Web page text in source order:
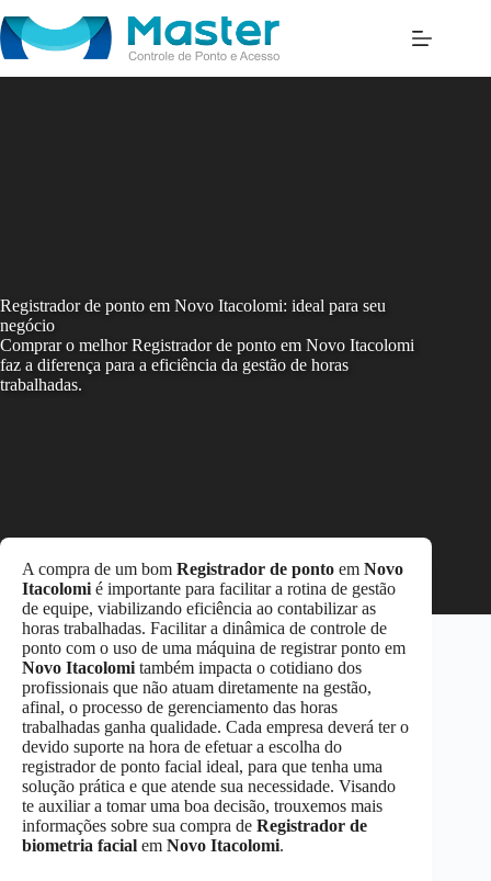
to
content
Registrador de ponto em Novo Itacolomi: ideal para seu
negócio
Comprar o melhor Registrador de ponto em Novo Itacolomi
faz a diferença para a eficiência da gestão de horas
trabalhadas.
A compra de um bom Registrador de ponto em Novo
Itacolomi é importante para facilitar a rotina de gestão
de equipe, viabilizando eficiência ao contabilizar as
horas trabalhadas. Facilitar a dinâmica de controle de
ponto com o uso de uma máquina de registrar ponto em
Novo Itacolomi também impacta o cotidiano dos
profissionais que não atuam diretamente na gestão,
afinal, o processo de gerenciamento das horas
trabalhadas ganha qualidade. Cada empresa deverá ter o
devido suporte na hora de efetuar a escolha do
registrador de ponto facial ideal, para que tenha uma
solução prática e que atende sua necessidade. Visando
te auxiliar a tomar uma boa decisão, trouxemos mais
informações sobre sua compra de Registrador de
biometria facial em Novo Itacolomi.